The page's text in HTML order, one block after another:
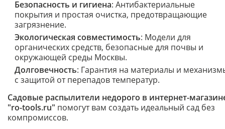
Безопасность и гигиена: Антибактериальные
покрытия и простая очистка, предотвращающие
загрязнение.
Экологическая совместимость: Модели для
органических средств, безопасные для почвы и
окружающей среды Москвы.
Долговечность: Гарантия на материалы и
с защитой от перепадов температур.
Садовые распылители недорого в интернет-
"ro-tools.ru" помогут вам создать идеальный сад без
компромиссов.